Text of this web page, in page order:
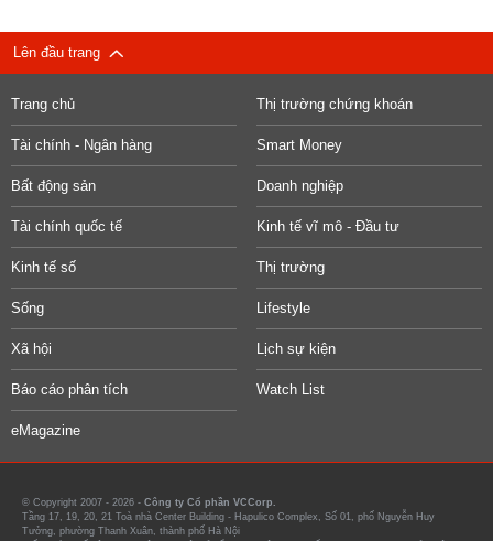
Lên đầu trang
Trang chủ Thị trường chứng khoán
Tài chính - Ngân hàng Smart Money
Bất động sản Doanh nghiệp
Tài chính quốc tế Kinh tế vĩ mô - Đầu tư
Kinh tế số Thị trường
Sống Lifestyle
Xã hội Lịch sự kiện
Báo cáo phân tích Watch List
eMagazine
© Copyright 2007 - 2026 - Công ty Cổ phần VCCorp.
Tầng 17, 19, 20, 21 Toà nhà Center Building - Hapulico Complex, Số 01, phố Nguyễn Huy
Tưởng, phường Thanh Xuân, thành phố Hà Nội